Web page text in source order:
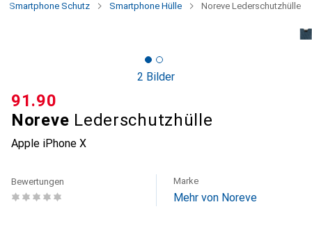
Smartphone Schutz Smartphone Hülle Noreve Lederschutzhülle
2 Bilder
Noreve Lederschutzhülle
Apple iPhone X
CHF
91.90
Bewertungen Marke
Mehr von Noreve